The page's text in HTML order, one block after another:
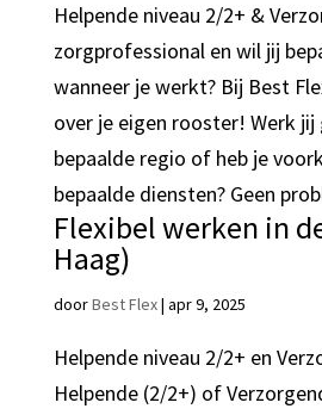
Helpende niveau 2/2+ &
zorgprofessional en wil jij
wanneer je werkt? Bij Best
over je eigen rooster! Werk jij
bepaalde regio of heb je
bepaalde diensten? Geen
Flexibel werken in
Haag)
doorBest Flex| apr 9, 2025
Helpende niveau 2/2+ en
Helpende (2/2+) of